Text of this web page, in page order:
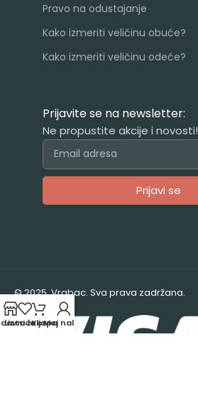
Pravo na odustajanje
Kako izmeriti veličinu obuće?
Kako izmeriti veličinu odeće?
Prijavite se na newsletter:
Ne propustite akcije i novosti!
Prijavi se
© 2025. Vrabac. Sva prava zadržana.
Lista željaKorpaMoj nalog